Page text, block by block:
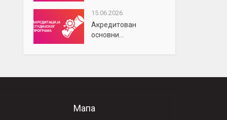
15.06.2026
Акредитован
основни...
Мапа